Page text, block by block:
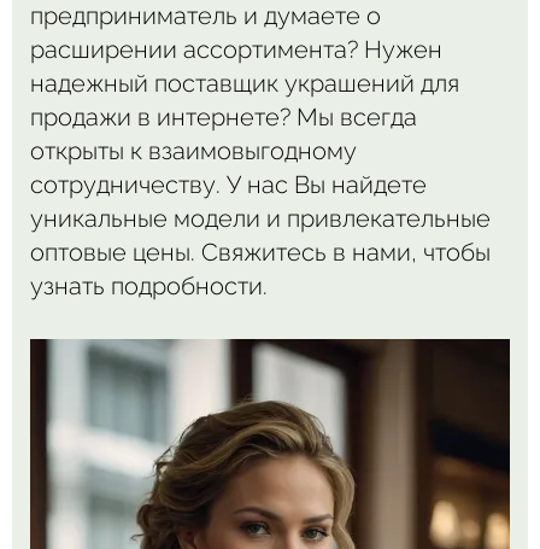
предприниматель и думаете о
расширении ассортимента? Нужен
надежный поставщик украшений для
продажи в интернете? Мы всегда
открыты к взаимовыгодному
сотрудничеству. У нас Вы найдете
уникальные модели и привлекательные
оптовые цены. Свяжитесь в нами, чтобы
узнать подробности.